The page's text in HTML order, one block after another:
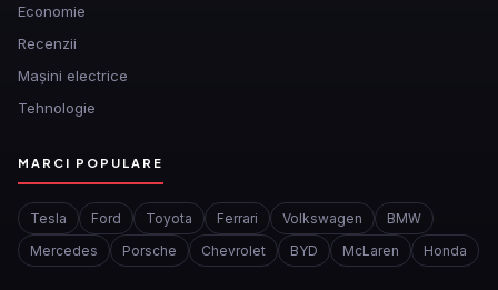
Economie
Recenzii
Mașini electrice
Tehnologie
MARCI POPULARE
Tesla Ford Toyota Ferrari Volkswagen
BMW
Mercedes
Porsche Chevrolet BYD McLaren Honda